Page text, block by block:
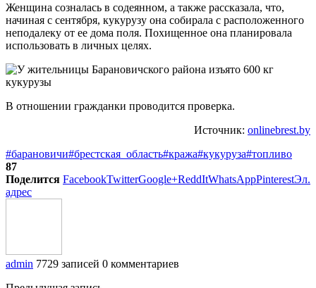
Женщина созналась в содеянном, а также рассказала, что,
начиная с сентября, кукурузу она собирала с расположенного
неподалеку от ее дома поля. Похищенное она планировала
использовать в личных целях.
В отношении гражданки проводится проверка.
Источник: onlinebrest.by
#барановичи#брестская_область#кража#кукуруза#топливо
87
Поделится FacebookTwitterGoogle+ReddItWhatsAppPinterestЭл.
адрес
admin 7729 записей 0 комментариев